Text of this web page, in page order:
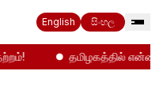
English සිංහල
தமிழகத்தில் என்ன